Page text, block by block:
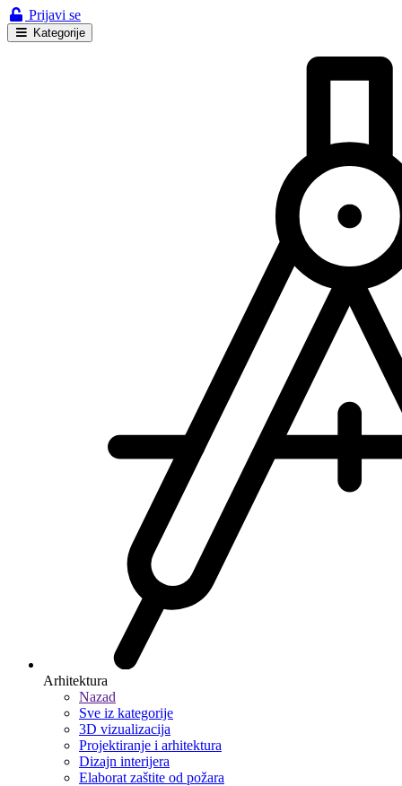
Prijavi se
Kategorije
Arhitektura
Nazad
Sve iz kategorije
3D vizualizacija
Projektiranje i arhitektura
Dizajn interijera
Elaborat zaštite od požara